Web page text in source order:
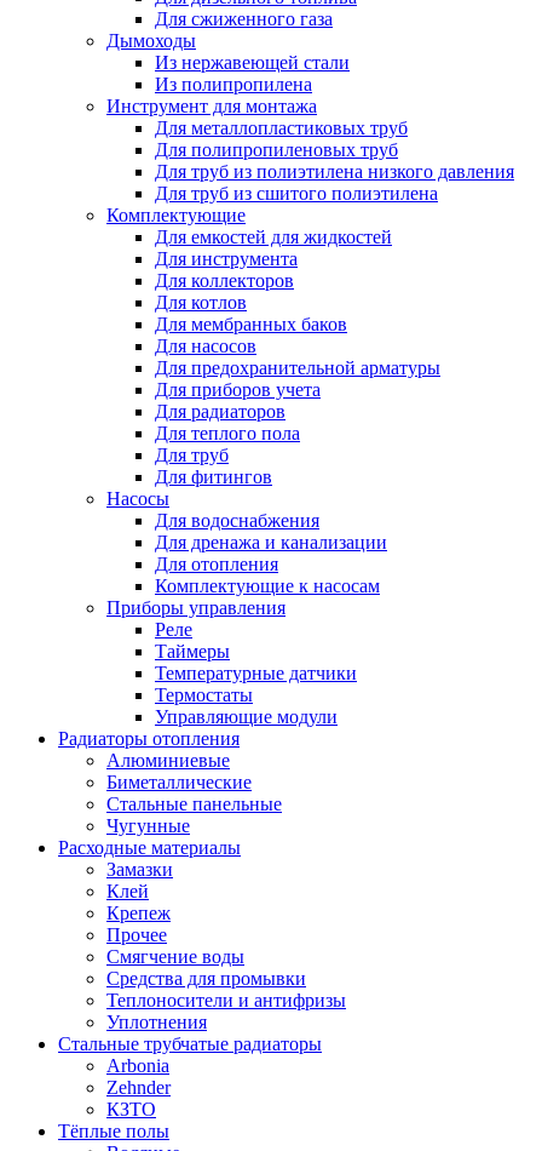
Для сжиженного газа
Дымоходы
Из нержавеющей стали
Из полипропилена
Инструмент для монтажа
Для металлопластиковых труб
Для полипропиленовых труб
Для труб из полиэтилена низкого давления
Для труб из сшитого полиэтилена
Комплектующие
Для емкостей для жидкостей
Для инструмента
Для коллекторов
Для котлов
Для мембранных баков
Для насосов
Для предохранительной арматуры
Для приборов учета
Для радиаторов
Для теплого пола
Для труб
Для фитингов
Насосы
Для водоснабжения
Для дренажа и канализации
Для отопления
Комплектующие к насосам
Приборы управления
Реле
Таймеры
Температурные датчики
Термостаты
Управляющие модули
Радиаторы отопления
Алюминиевые
Биметаллические
Стальные панельные
Чугунные
Расходные материалы
Замазки
Клей
Крепеж
Прочее
Смягчение воды
Средства для промывки
Теплоносители и антифризы
Уплотнения
Стальные трубчатые радиаторы
Arbonia
Zehnder
КЗТО
Тёплые полы